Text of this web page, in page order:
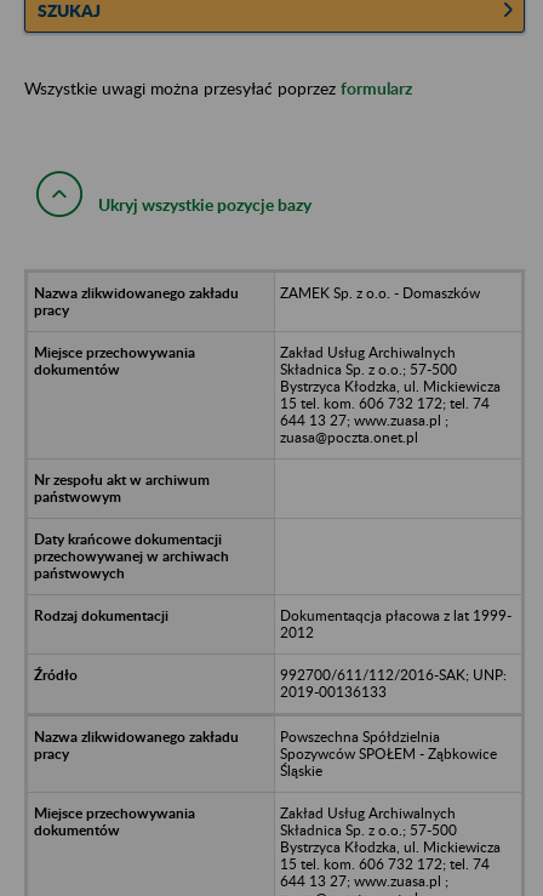
SZUKAJ
Wszystkie uwagi można przesyłać poprzez formularz
Ukryj wszystkie pozycje bazy
ZAMEK Sp. z o.o. - Domaszków
Zakład Usług Archiwalnych
Składnica Sp. z o.o.; 57-500
Bystrzyca Kłodzka, ul. Mickiewicza
15 tel. kom. 606 732 172; tel. 74
644 13 27; www.zuasa.pl ;
zuasa@poczta.onet.pl
Dokumentaqcja płacowa z lat 1999-
2012
992700/611/112/2016-SAK; UNP:
2019-00136133
Powszechna Spółdzielnia
Spozywców SPOŁEM - Ząbkowice
Śląskie
Zakład Usług Archiwalnych
Składnica Sp. z o.o.; 57-500
Bystrzyca Kłodzka, ul. Mickiewicza
15 tel. kom. 606 732 172; tel. 74
644 13 27; www.zuasa.pl ;